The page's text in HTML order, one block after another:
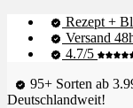
Rezept +
Versand
4.7/5
95+ Sorten ab
Deutschlandweit!